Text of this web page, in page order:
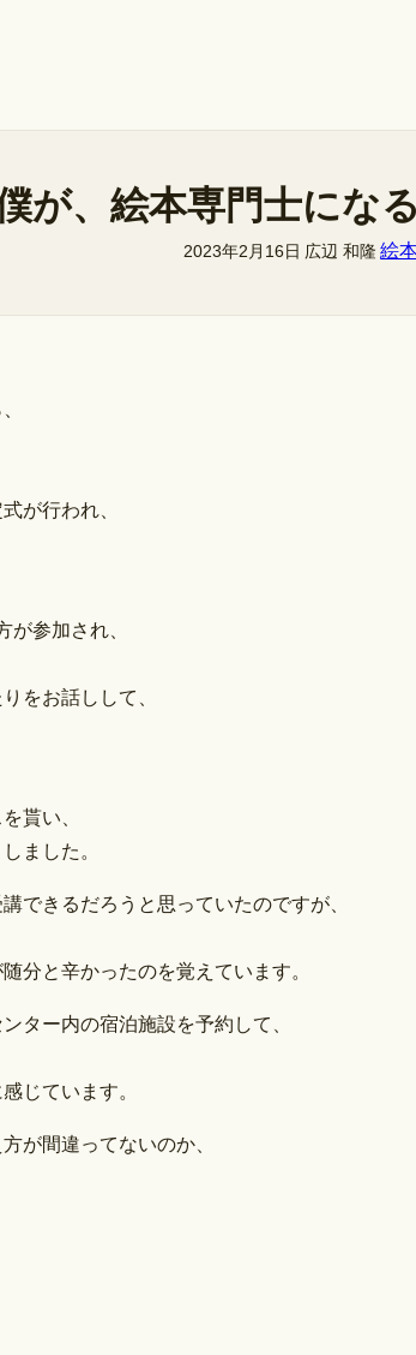
が、絵本専門士にな
2023年2月16日 広辺 和隆 絵
が行われ、
が参加され、
をお話しして、
貰い、
ました。
できるだろうと思っていたのですが、
分と辛かったのを覚えています。
ター内の宿泊施設を予約して、
じています。
が間違ってないのか、